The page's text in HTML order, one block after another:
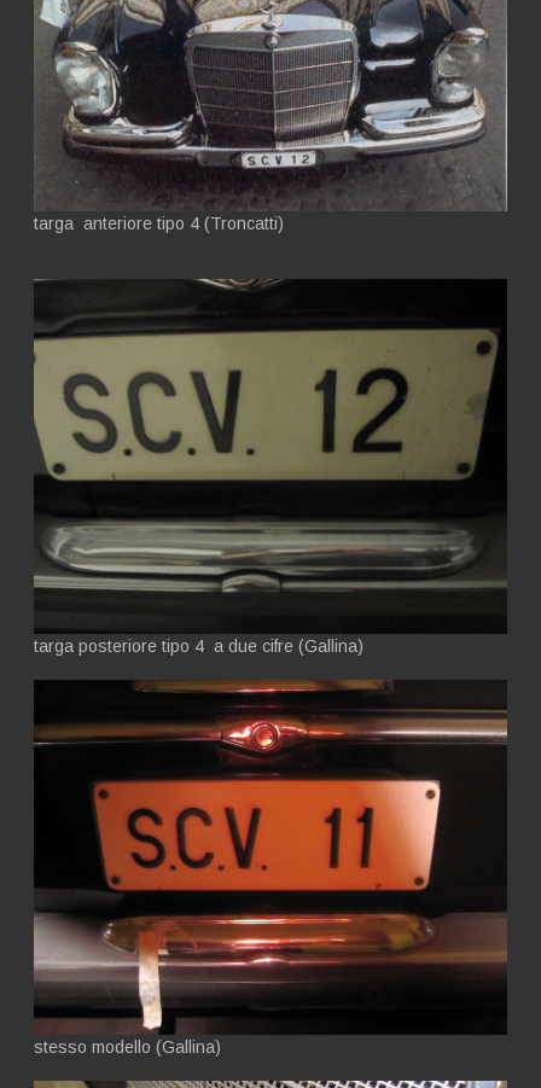
targa anteriore tipo 4 (Troncatti)
targa posteriore tipo 4 a due cifre (Gallina)
stesso modello (Gallina)